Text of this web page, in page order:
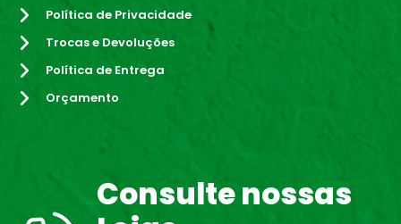
Política de Privacidade
Trocas e Devoluções
Política de Entrega
Orçamento
Consulte nossas